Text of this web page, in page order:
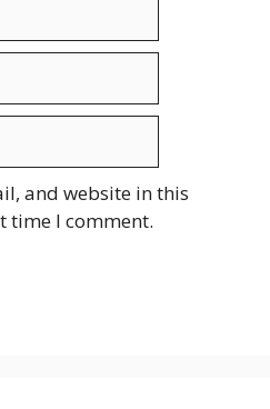
and website in this
time I comment.